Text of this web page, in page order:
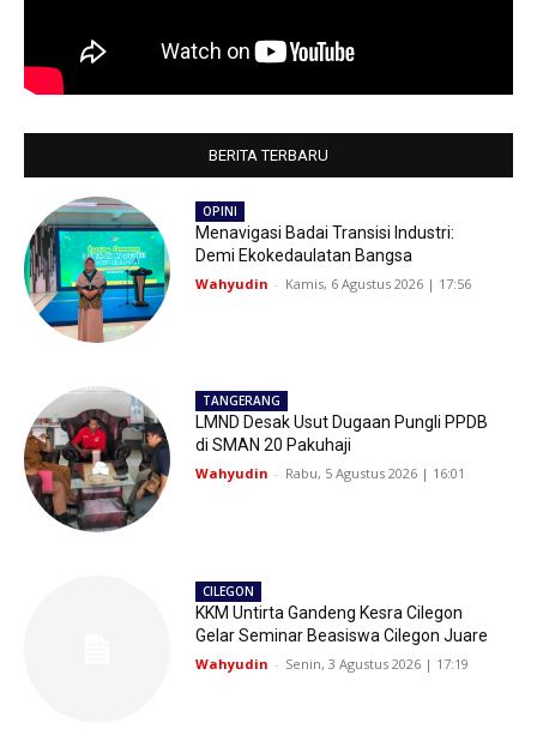
BERITA TERBARU
OPINI
Menavigasi Badai Transisi Industri:
Demi Ekokedaulatan Bangsa
Wahyudin - Kamis, 6 Agustus 2026 | 17:56
TANGERANG
LMND Desak Usut Dugaan Pungli PPDB
di SMAN 20 Pakuhaji
Wahyudin - Rabu, 5 Agustus 2026 | 16:01
CILEGON
KKM Untirta Gandeng Kesra Cilegon
Gelar Seminar Beasiswa Cilegon Juare
Wahyudin - Senin, 3 Agustus 2026 | 17:19